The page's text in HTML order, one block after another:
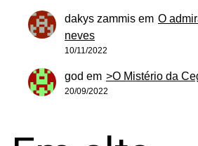
dakys zammis em O
neves
10/11/2022
god em >O Mistério da
20/09/2022